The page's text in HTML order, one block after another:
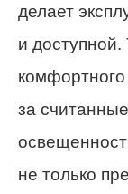
делает
и доступной.
за
не только